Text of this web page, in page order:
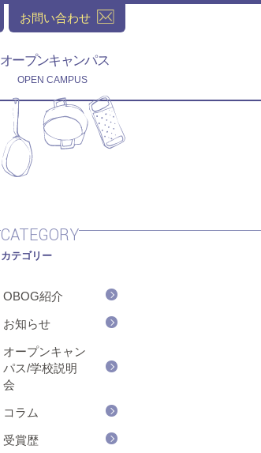
お問い合わせ
オープンキャンパス
OPEN CAMPUS
CATEGORY
カテゴリー
OBOG紹介
お知らせ
オープンキャン
パス/学校説明
会
コラム
受賞歴